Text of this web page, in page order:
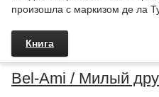
произошла с маркизом де ла
Книга
Bel-Ami / Милый